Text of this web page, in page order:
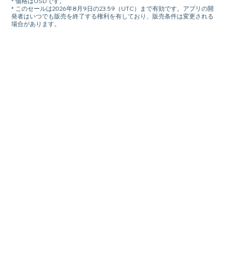
* このセールは2026年8月9日の23:59（UTC）まで有効です。アプリの開
発者はいつでも販売を終了する権利を有しており、販売条件は変更される
場合があります。